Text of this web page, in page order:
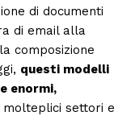
di documenti
di email alla
composizione
questi modelli
enormi,
molteplici settori e